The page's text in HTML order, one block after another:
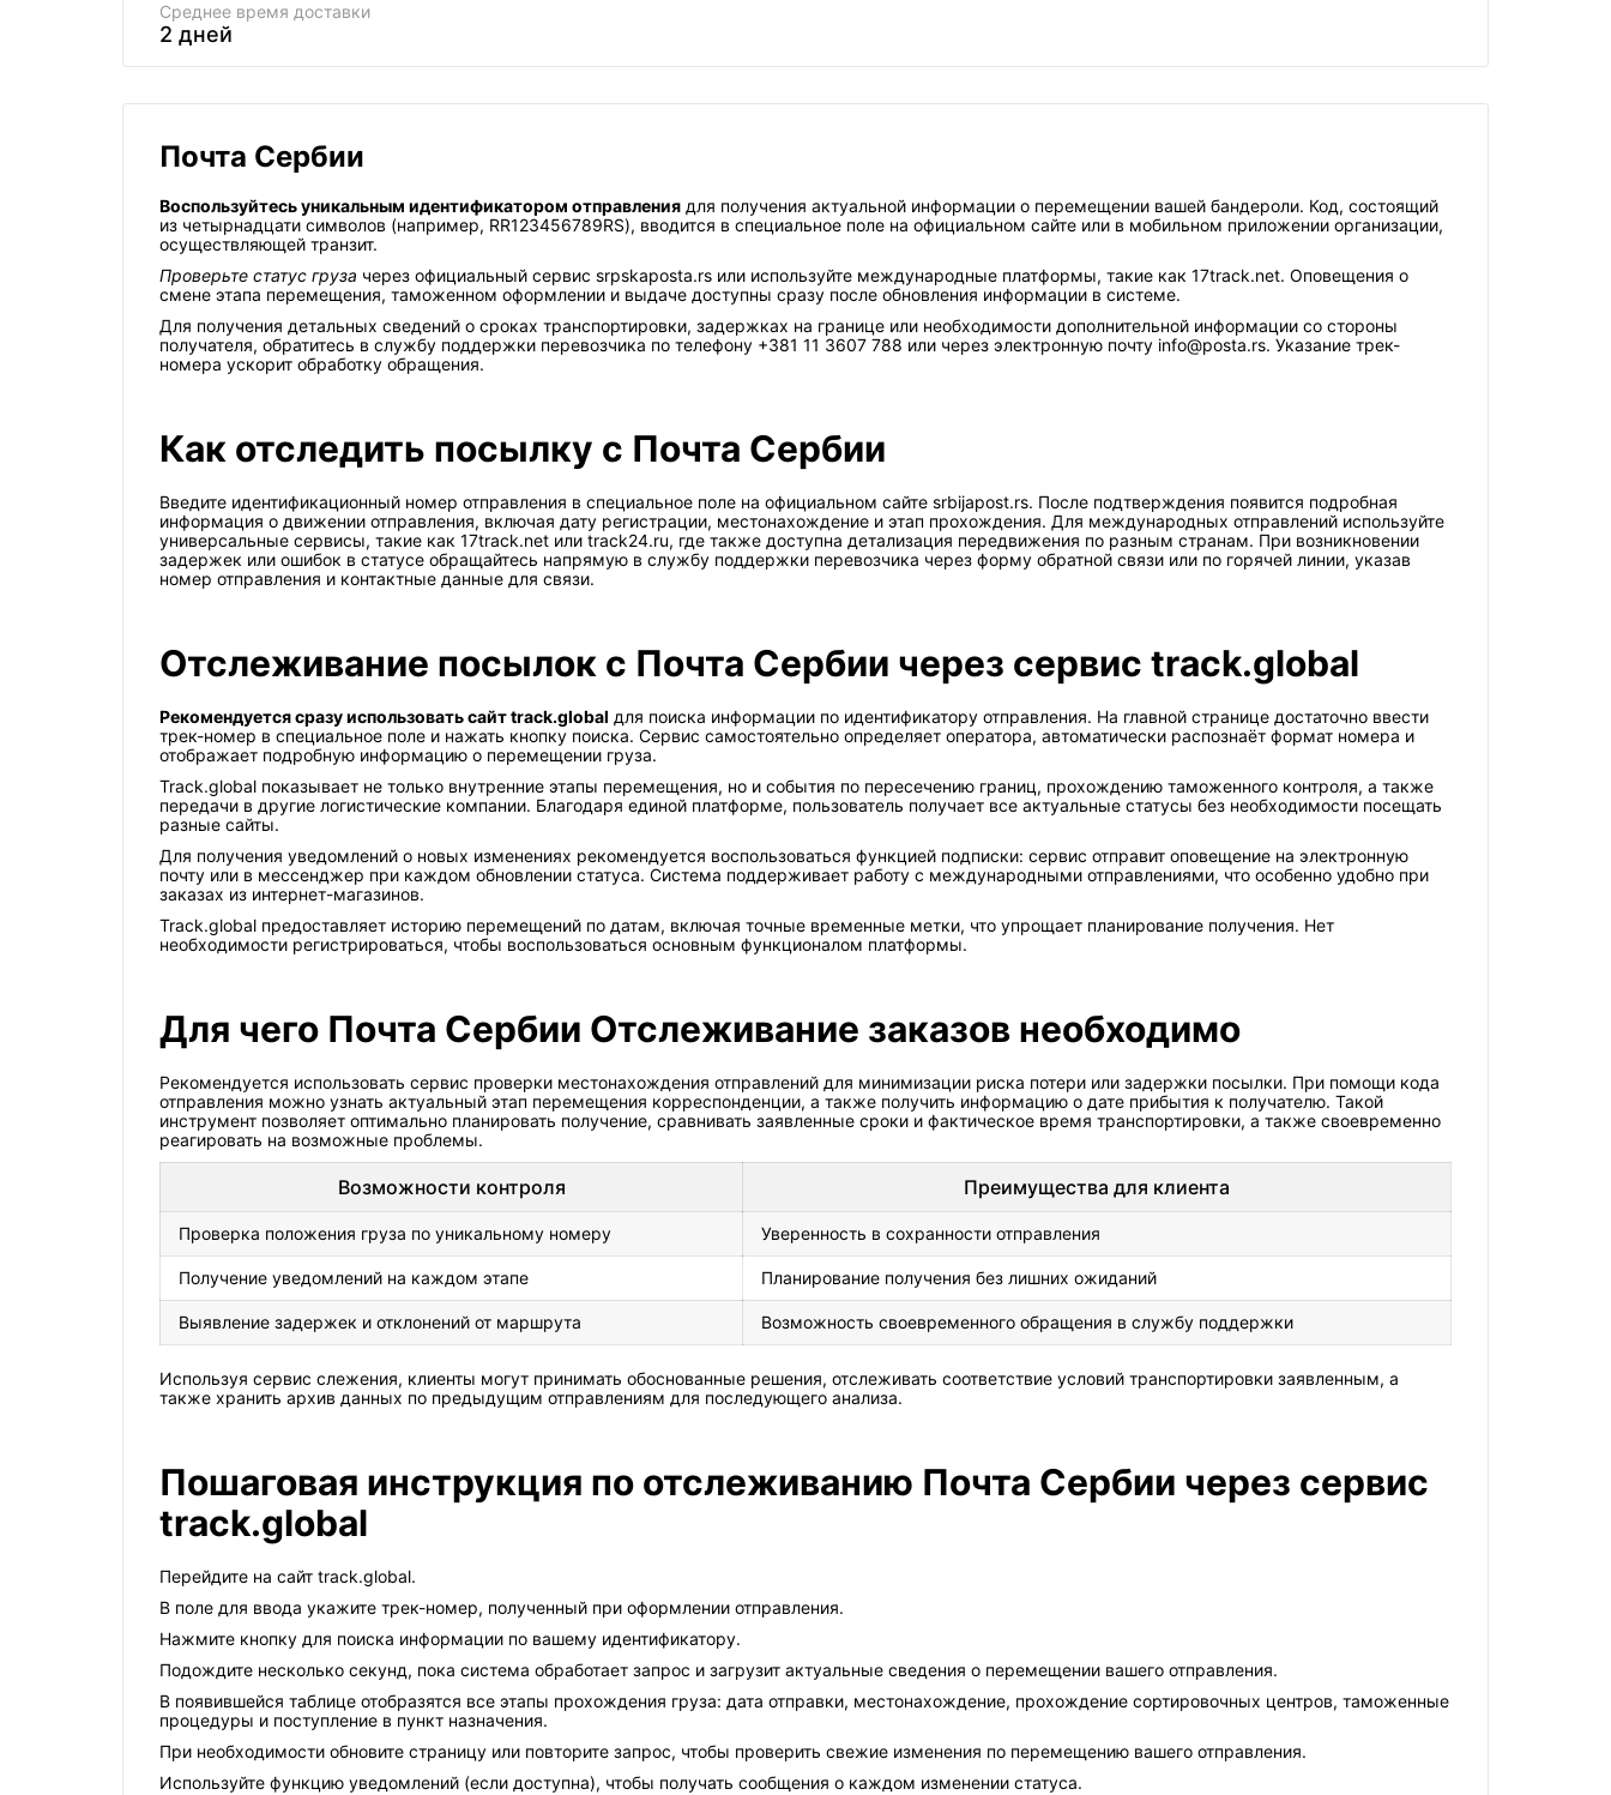
Среднее время доставки
2 дней
Почта Сербии
Воспользуйтесь уникальным идентификатором отправления для получения актуальной информации о перемещении вашей бандероли. Код, состоящий
из четырнадцати символов (например, RR123456789RS), вводится в специальное поле на официальном сайте или в мобильном приложении организации,
осуществляющей транзит.
Проверьте статус груза через официальный сервис srpskaposta.rs или используйте международные платформы, такие как 17track.net. Оповещения о
смене этапа перемещения, таможенном оформлении и выдаче доступны сразу после обновления информации в системе.
Для получения детальных сведений о сроках транспортировки, задержках на границе или необходимости дополнительной информации со стороны
получателя, обратитесь в службу поддержки перевозчика по телефону +381 11 3607 788 или через электронную почту info@posta.rs. Указание трек-
номера ускорит обработку обращения.
Как отследить посылку с Почта Сербии
Введите идентификационный номер отправления в специальное поле на официальном сайте srbijapost.rs. После подтверждения появится подробная
информация о движении отправления, включая дату регистрации, местонахождение и этап прохождения. Для международных отправлений используйте
универсальные сервисы, такие как 17track.net или track24.ru, где также доступна детализация передвижения по разным странам. При возникновении
задержек или ошибок в статусе обращайтесь напрямую в службу поддержки перевозчика через форму обратной связи или по горячей линии, указав
номер отправления и контактные данные для связи.
Отслеживание посылок с Почта Сербии через сервис track.global
Рекомендуется сразу использовать сайт track.global для поиска информации по идентификатору отправления. На главной странице достаточно ввести
трек-номер в специальное поле и нажать кнопку поиска. Сервис самостоятельно определяет оператора, автоматически распознаёт формат номера и
отображает подробную информацию о перемещении груза.
Track.global показывает не только внутренние этапы перемещения, но и события по пересечению границ, прохождению таможенного контроля, а также
передачи в другие логистические компании. Благодаря единой платформе, пользователь получает все актуальные статусы без необходимости посещать
разные сайты.
Для получения уведомлений о новых изменениях рекомендуется воспользоваться функцией подписки: сервис отправит оповещение на электронную
почту или в мессенджер при каждом обновлении статуса. Система поддерживает работу с международными отправлениями, что особенно удобно при
заказах из интернет-магазинов.
Track.global предоставляет историю перемещений по датам, включая точные временные метки, что упрощает планирование получения. Нет
необходимости регистрироваться, чтобы воспользоваться основным функционалом платформы.
Для чего Почта Сербии Отслеживание заказов необходимо
Рекомендуется использовать сервис проверки местонахождения отправлений для минимизации риска потери или задержки посылки. При помощи кода
отправления можно узнать актуальный этап перемещения корреспонденции, а также получить информацию о дате прибытия к получателю. Такой
инструмент позволяет оптимально планировать получение, сравнивать заявленные сроки и фактическое время транспортировки, а также своевременно
реагировать на возможные проблемы.
Возможности контроля Преимущества для клиента
Проверка положения груза по уникальному номеру Уверенность в сохранности отправления
Получение уведомлений на каждом этапе Планирование получения без лишних ожиданий
Выявление задержек и отклонений от маршрута Возможность своевременного обращения в службу поддержки
Используя сервис слежения, клиенты могут принимать обоснованные решения, отслеживать соответствие условий транспортировки заявленным, а
также хранить архив данных по предыдущим отправлениям для последующего анализа.
Пошаговая инструкция по отслеживанию Почта Сербии через сервис
track.global
Перейдите на сайт track.global.
В поле для ввода укажите трек-номер, полученный при оформлении отправления.
Нажмите кнопку для поиска информации по вашему идентификатору.
Подождите несколько секунд, пока система обработает запрос и загрузит актуальные сведения о перемещении вашего отправления.
В появившейся таблице отобразятся все этапы прохождения груза: дата отправки, местонахождение, прохождение сортировочных центров, таможенные
процедуры и поступление в пункт назначения.
При необходимости обновите страницу или повторите запрос, чтобы проверить свежие изменения по перемещению вашего отправления.
Используйте функцию уведомлений (если доступна), чтобы получать сообщения о каждом изменении статуса.